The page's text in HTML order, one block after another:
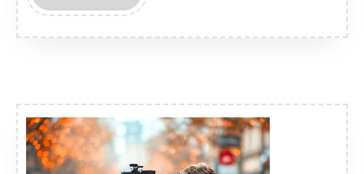
MORE